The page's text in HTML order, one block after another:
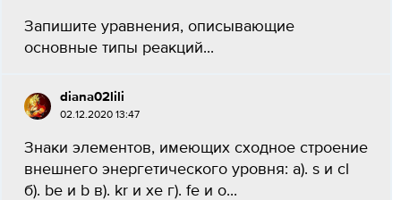
Запишите уравнения, описывающие
основные типы реакций...
diana02lili
02.12.2020 13:47
Знаки элементов, имеющих сходное строение
внешнего энергетического уровня: а). s и cl
б). be и b в). kr и xe г). fe и o...